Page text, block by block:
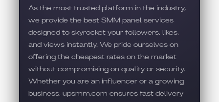
As the most trusted platform in the industry,
we provide the best SMM panel services
designed to skyrocket your followers, likes,
and views instantly. We pride ourselves on
offering the cheapest rates on the market
without compromising on quality or security.
Whether you are an influencer or a growing
business, upsmm.com ensures fast delivery